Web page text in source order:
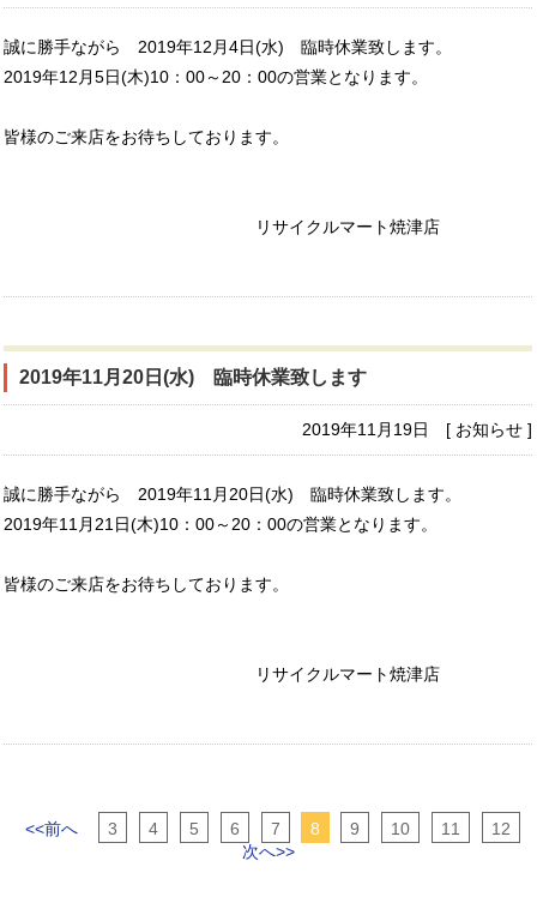
誠に勝手ながら 2019年12月4日(水) 臨時休業致します。
2019年12月5日(木)10：00～20：00の営業となります。
皆様のご来店をお待ちしております。
リサイクルマート焼津店
2019年11月20日(水) 臨時休業致します
2019年11月19日 [ お知らせ ]
誠に勝手ながら 2019年11月20日(水) 臨時休業致します。
2019年11月21日(木)10：00～20：00の営業となります。
皆様のご来店をお待ちしております。
リサイクルマート焼津店
<<前へ 3 4 5 6 7 8 9 10 11
12
次へ>>